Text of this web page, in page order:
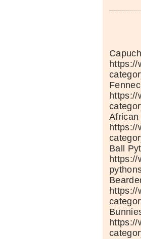
https://
https://
https://
Ball
https://
https://
https://